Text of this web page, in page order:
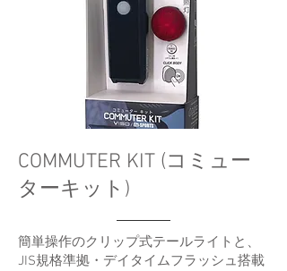
COMMUTER KIT (コミュー
ターキット)
簡単操作のクリップ式テールライトと、
JIS規格準拠・デイタイムフラッシュ搭載